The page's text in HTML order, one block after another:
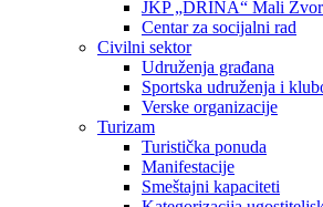
JKP „DRINA“ Mali
Centar za socijalni rad
Civilni sektor
Udruženja građana
Sportska udruženja i
Verske organizacije
Turizam
Turistička ponuda
Manifestacije
Smeštajni kapaciteti